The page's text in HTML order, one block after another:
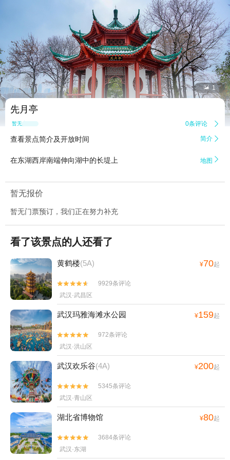
 1
先月亭
暂无点评 0条评论 
查看景点简介及开放时间 简介 
在东湖西岸南端伸向湖中的长堤上 地图 
暂无报价
暂无门票预订，我们正在努力补充
看了该景点的人还看了
黄鹤楼(5A) ¥70起


9929条评论
武汉·武昌区
武汉玛雅海滩水公园 ¥159起


972条评论
武汉·洪山区
武汉欢乐谷(4A) ¥200起


5345条评论
武汉·青山区
湖北省博物馆 ¥80起


3684条评论
武汉·东湖